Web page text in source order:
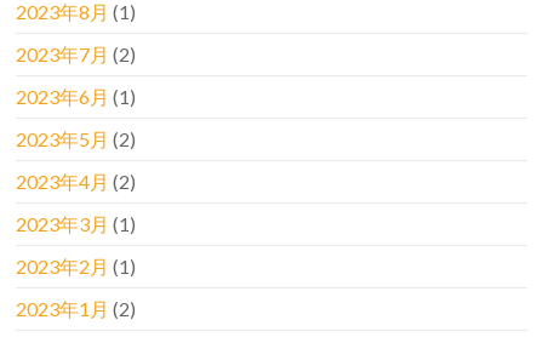
2023年8月 (1)
2023年7月 (2)
2023年6月 (1)
2023年5月 (2)
2023年4月 (2)
2023年3月 (1)
2023年2月 (1)
2023年1月 (2)